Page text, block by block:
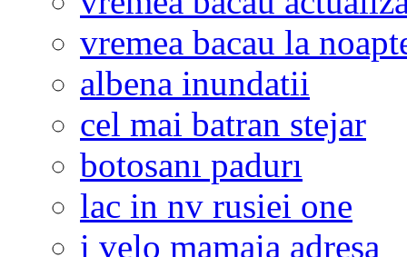
vremea bacau la
albena inundatii
cel mai batran stejar
botosanı padurı
lac in nv rusiei one
i velo mamaia adresa